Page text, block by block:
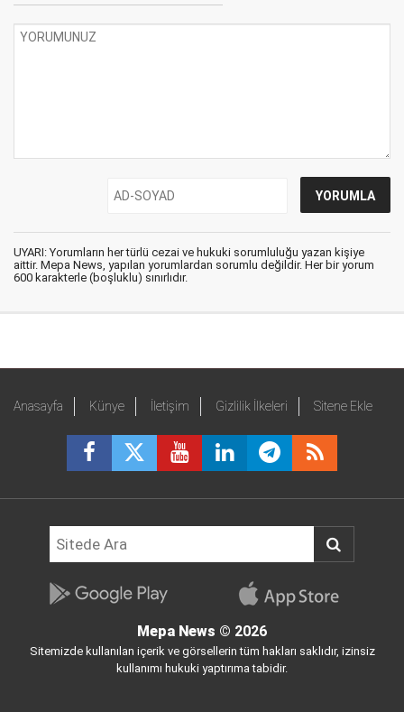
UYARI: Yorumların her türlü cezai ve hukuki sorumluluğu yazan kişiye
aittir. Mepa News, yapılan yorumlardan sorumlu değildir. Her bir yorum
600 karakterle (boşluklu) sınırlıdır.
Anasayfa Künye İletişim Gizlilik İlkeleri Sitene Ekle
Mepa News © 2026
Sitemizde kullanılan içerik ve görsellerin tüm hakları saklıdır, izinsiz
kullanımı hukuki yaptırıma tabidir.